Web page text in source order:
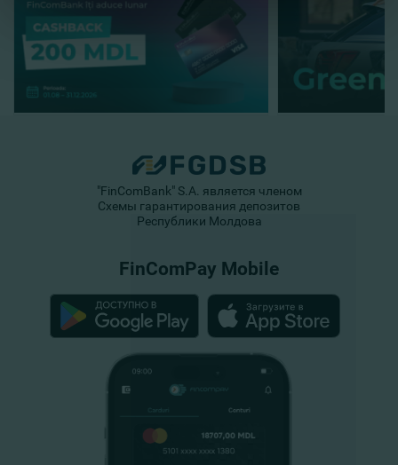
"FinComBank" S.A. является членом
Схемы гарантирования депозитов
Республики Молдова
FinComPay Mobile